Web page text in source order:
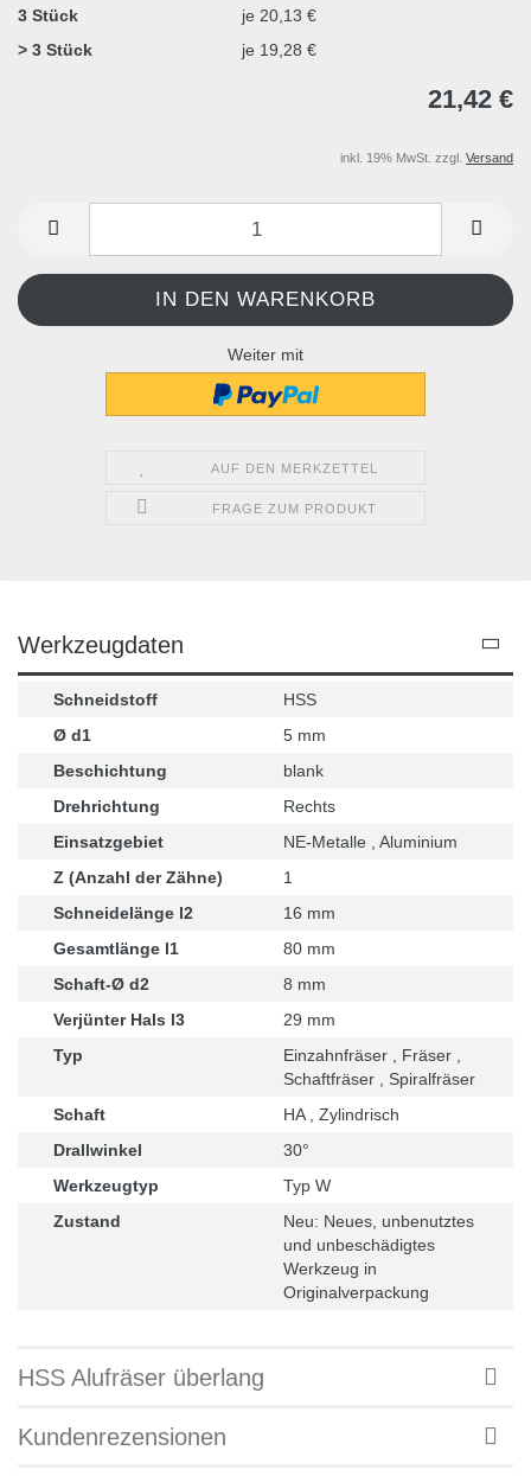
3 Stück
je 20,13 €
> 3 Stück
je 19,28 €
21,42 €
inkl. 19% MwSt. zzgl. Versand
Weiter mit
AUF DEN MERKZETTEL
FRAGE ZUM PRODUKT
Werkzeugdaten
Schneidstoff
HSS
Ø d1
5 mm
Beschichtung
blank
Drehrichtung
Rechts
Einsatzgebiet
NE-Metalle , Aluminium
Z (Anzahl der Zähne)
1
Schneidelänge l2
16 mm
Gesamtlänge l1
80 mm
Schaft-Ø d2
8 mm
Verjünter Hals l3
29 mm
Typ
Einzahnfräser , Fräser ,
Schaftfräser , Spiralfräser
Schaft
HA , Zylindrisch
Drallwinkel
30°
Werkzeugtyp
Typ W
Zustand
Neu: Neues, unbenutztes
und unbeschädigtes
Werkzeug in
Originalverpackung
HSS Alufräser überlang
Kundenrezensionen